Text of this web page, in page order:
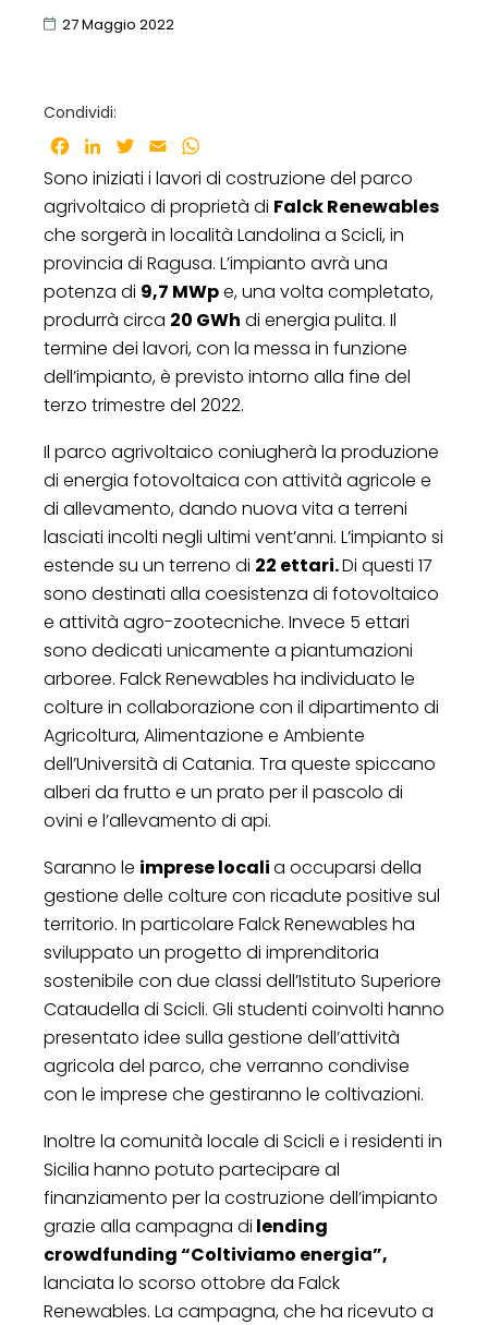
27 Maggio 2022
Condividi:
Facebook
LinkedInTwitter
Email
Sono iniziati i lavori di costruzione del parco
agrivoltaico di proprietà di Falck Renewables
che sorgerà in località Landolina a Scicli, in
provincia di Ragusa. L’impianto avrà una
potenza di 9,7 MWpe, una volta completato,
produrrà circa 20 GWh di energia pulita. Il
termine dei lavori, con la messa in funzione
dell’impianto, è previsto intorno alla fine del
terzo trimestre del 2022.
Il parco agrivoltaico coniugherà la produzione
di energia fotovoltaica con attività agricole e
di allevamento, dando nuova vita a terreni
lasciati incolti negli ultimi vent’anni. L’impianto si
estende su un terreno di 22 ettari.Di questi 17
sono destinati alla coesistenza di fotovoltaico
e attività agro-zootecniche. Invece 5 ettari
sono dedicati unicamente a piantumazioni
arboree. Falck Renewables ha individuato le
colture in collaborazione con il dipartimento di
Agricoltura, Alimentazione e Ambiente
dell’Università di Catania. Tra queste spiccano
alberi da frutto e un prato per il pascolo di
ovini e l’allevamento di api.
Saranno le imprese localia occuparsi della
gestione delle colture con ricadute positive sul
territorio. In particolare Falck Renewables ha
sviluppato un progetto di imprenditoria
sostenibile con due classi dell’Istituto Superiore
Cataudella di Scicli. Gli studenti coinvolti hanno
presentato idee sulla gestione dell’attività
agricola del parco, che verranno condivise
con le imprese che gestiranno le coltivazioni.
Inoltre la comunità locale di Scicli e i residenti in
Sicilia hanno potuto partecipare al
finanziamento per la costruzione dell’impianto
grazie alla campagna di lending
crowdfunding “Coltiviamo energia”,
lanciata lo scorso ottobre da Falck
Renewables. La campagna, che ha ricevuto a